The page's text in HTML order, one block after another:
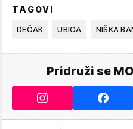
TAGOVI
DEČAK UBICA NIŠKA
Pridruži se